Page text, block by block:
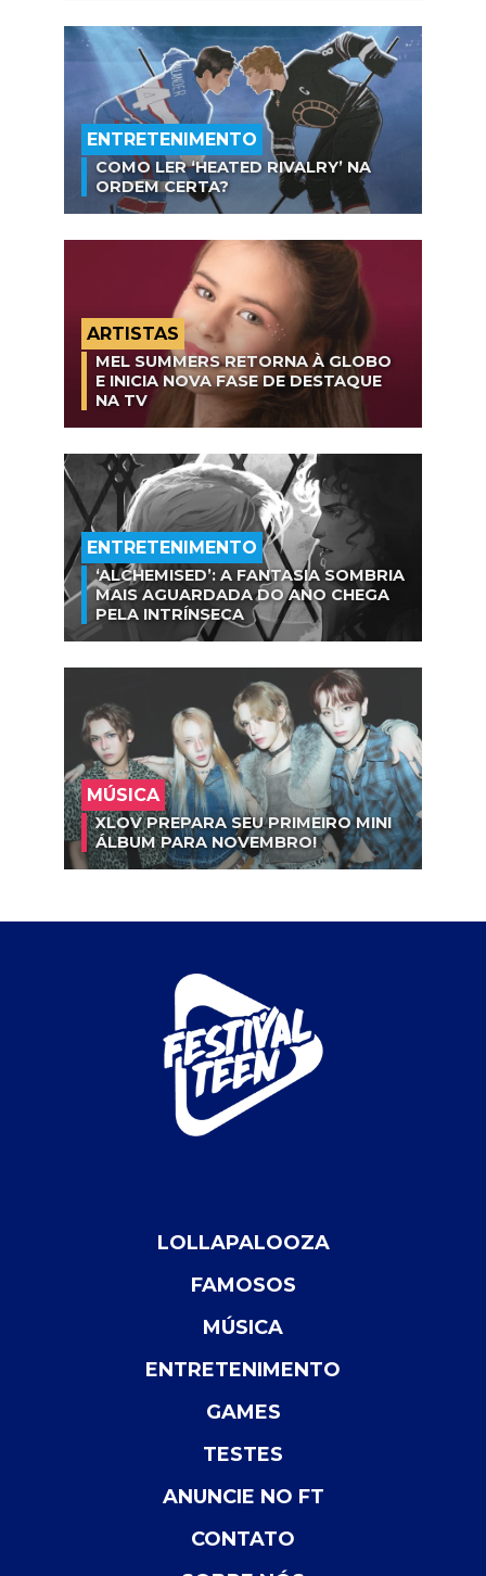
ENTRETENIMENTO
COMO LER ‘HEATED RIVALRY’ NA
ORDEM CERTA?
ARTISTAS
MEL SUMMERS RETORNA À GLOBO
E INICIA NOVA FASE DE DESTAQUE
NA TV
ENTRETENIMENTO
‘ALCHEMISED’: A FANTASIA SOMBRIA
MAIS AGUARDADA DO ANO CHEGA
PELA INTRÍNSECA
MÚSICA
XLOV PREPARA SEU PRIMEIRO MINI
ÁLBUM PARA NOVEMBRO!
LOLLAPALOOZA
FAMOSOS
MÚSICA
ENTRETENIMENTO
GAMES
TESTES
ANUNCIE NO FT
CONTATO